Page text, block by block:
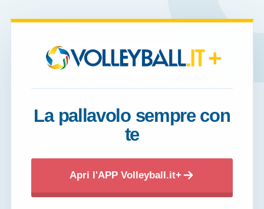
+
La pallavolo sempre con
te
Apri l'APP Volleyball.it+